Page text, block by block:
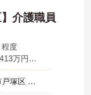
介護職員
程度
年収 289万円～413万円程度 月給×12ヶ月＋賞与
神奈川県 横浜市戸塚区 東俣野町15-1